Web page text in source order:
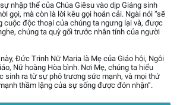
nhập thể của Chúa Giêsu vào dịp Giáng sinh
gọi, mà còn là lời kêu gọi hoán cải. Ngài nói “sẽ
cuộc độc thoại của chúng ta ngưng lại và, được
chúng ta quỳ gối trước nhân tính của người
Đức Trinh Nữ Maria là Mẹ của Giáo hội, Ngôi
Nữ hoàng Hòa bình. Nơi Mẹ, chúng ta hiểu
sinh ra từ sự phô trương sức mạnh, và mọi thứ
thầm lặng của sự sống được đón nhận”.